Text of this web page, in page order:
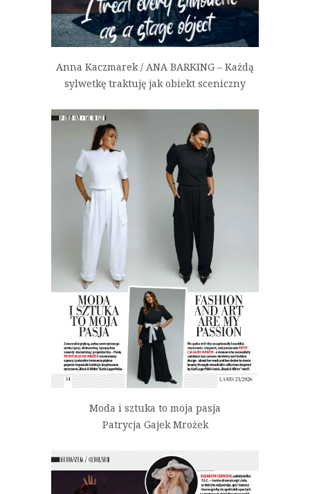
Anna Kaczmarek / ANA BARKING – Każdą
sylwetkę traktuję jak obiekt sceniczny
Moda i sztuka to moja pasja
Patrycja Gajek Mrożek